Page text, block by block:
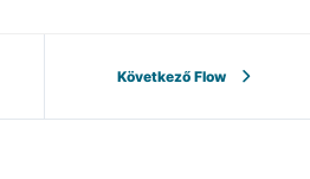
Következő Flow